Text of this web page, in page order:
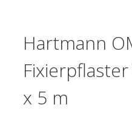
Hartmann
x 5 m